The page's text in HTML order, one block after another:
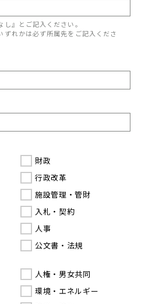
』とご記入ください。
ずれかは必ず所属先をご記入くださ
財政
行政改革
施設管理・管財
入札・契約
人事
公文書・法規
人権・男女共同
環境・エネルギー